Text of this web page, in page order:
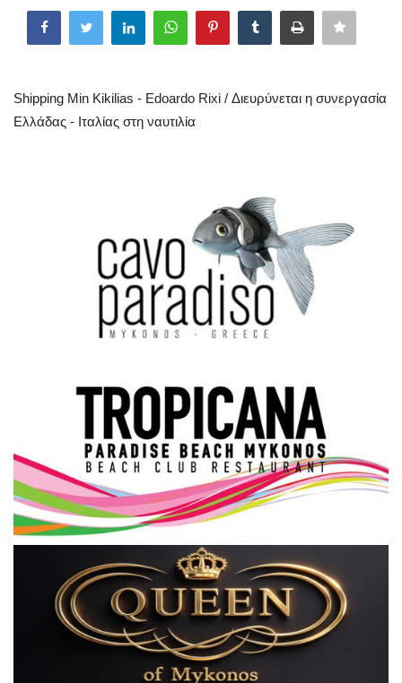
Arts & Culture
Mykonos Ticker TV
Σεβασμιώτατος Δωρόθεος Β’
Cost Of Living Crisis
Opinion + Analysis
L’Art des Sens
All News
Local Elections 2023
Shipping Min Kikilias - Edoardo Rixi / Διευρύνεται η συνεργασία
Ελλάδας - Ιταλίας στη ναυτιλία